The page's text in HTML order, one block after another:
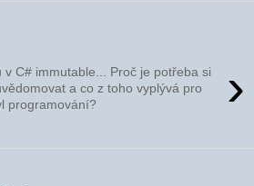
›
v C# immutable... Proč je potřeba si
a co z toho vyplývá pro
programování?